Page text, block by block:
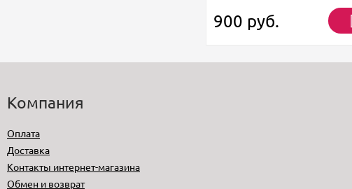
900 руб.
Компания
Оплата
Доставка
Контакты интернет-магазина
Обмен и возврат